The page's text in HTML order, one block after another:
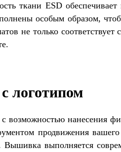
ткани ESD
особым образом,
не только соответствует
логотипом
возможностью нанесения
продвижения
Вышивка выполняется